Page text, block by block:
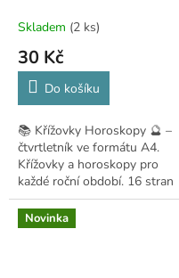
Skladem (2 ks)
30 Kč
Do košíku
📚 Křížovky Horoskopy 🔮 –
čtvrtletník ve formátu A4.
Křížovky a horoskopy pro
každé roční období. 16 stran
luštění a předpovědí
Novinka